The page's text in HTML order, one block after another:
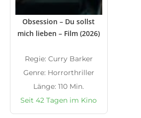
Obsession – Du sollst
mich lieben – Film (2026)
Regie: Curry Barker
Genre: Horrorthriller
Länge: 110 Min.
Seit 42 Tagen im Kino